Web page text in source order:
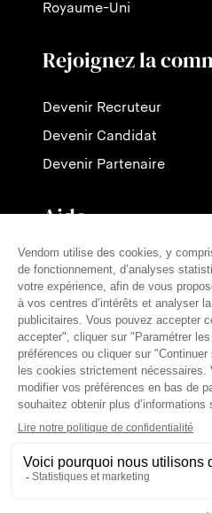
Royaume-Uni
Rejoignez la
Devenir Recruteur
Devenir Candidat
Devenir Partenaire
Aide
Contactez-nous
Nos tarifs
FAQ
Presse
Français (fr)
Mentions légales
Conditions Générales
Politique de confidentialité